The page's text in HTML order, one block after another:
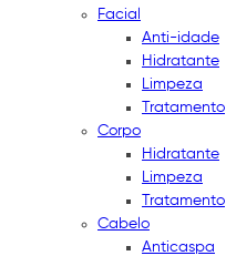
Facial
Anti-idade
Hidratante
Limpeza
Tratamento
Corpo
Hidratante
Limpeza
Tratamento
Cabelo
Anticaspa